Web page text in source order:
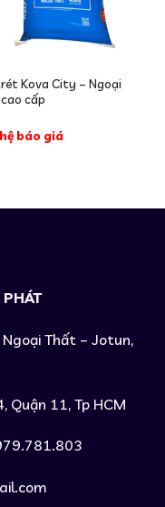
Kova City – Ngoại
cấp
báo giá
Ngoại Thất – Jotun,
Quận 11, Tp HCM